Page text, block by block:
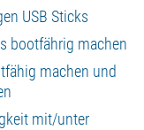
USB Sticks
bootfährig machen
machen und
mit/unter